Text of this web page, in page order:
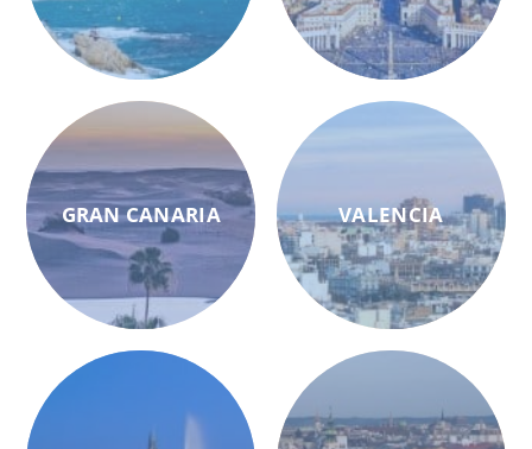
GRAN CANARIA VALENCIA